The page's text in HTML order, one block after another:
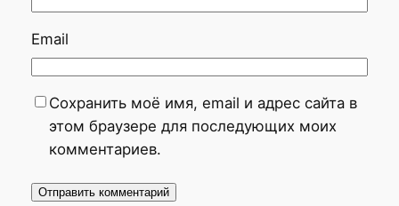
Email
Сохранить моё имя, email и адрес сайта в
этом браузере для последующих моих
комментариев.